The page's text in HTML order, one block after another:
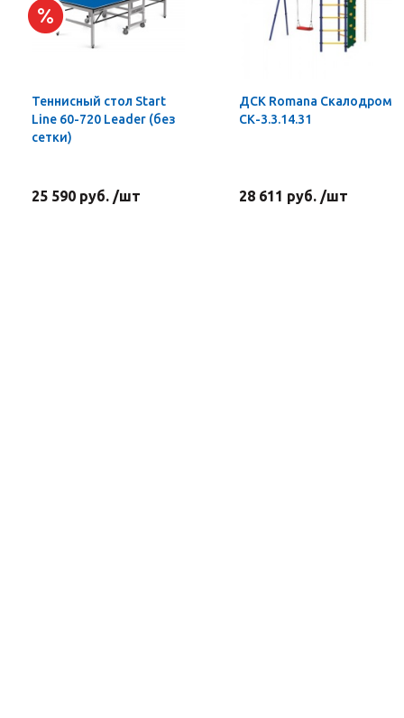
Теннисный стол Start
Line 60-720 Leader (без
сетки)
25 590 руб. /шт
ДСК Romana Скалодром
СК-3.3.14.31
28 611 руб. /шт